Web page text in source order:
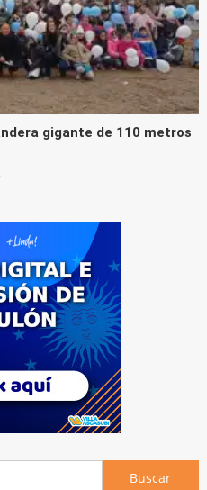
gigante de 110 metros
Buscar: